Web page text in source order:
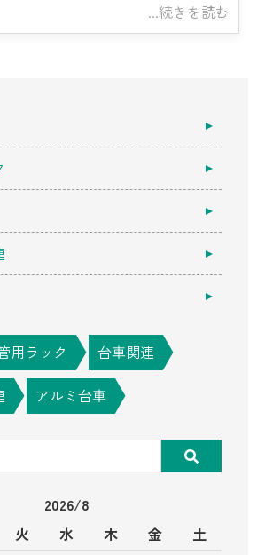
...続きを読む
用ラック 台車関連
アルミ台車
2026/8
火 水 木 金
土